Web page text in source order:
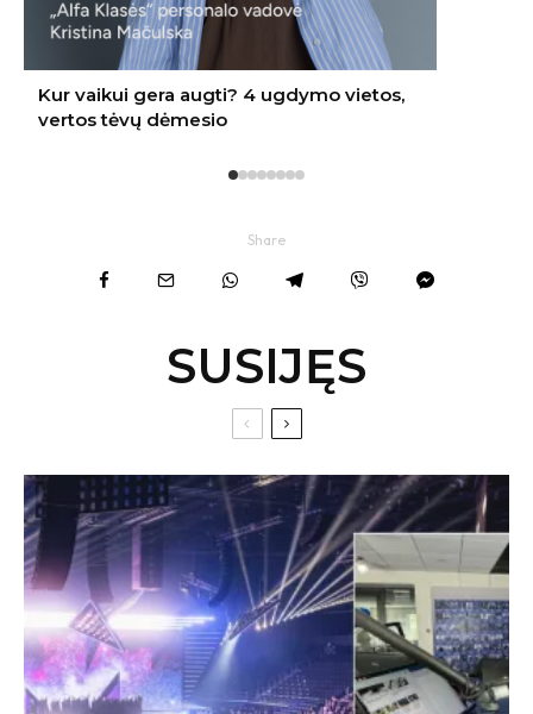
Share
SUSIJĘS